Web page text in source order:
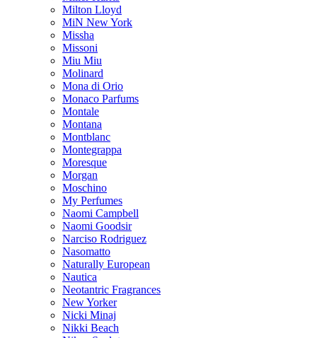
Milton Lloyd
MiN New York
Missha
Missoni
Miu Miu
Molinard
Mona di Orio
Monaco Parfums
Montale
Montana
Montblanc
Montegrappa
Moresque
Morgan
Moschino
My Perfumes
Naomi Campbell
Naomi Goodsir
Narciso Rodriguez
Nasomatto
Naturally European
Nautica
Neotantric Fragrances
New Yorker
Nicki Minaj
Nikki Beach